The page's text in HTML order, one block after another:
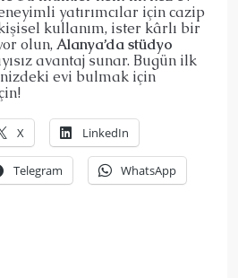
yatırımcılar için cazip
kullanım, ister kârlı bir
olun, Alanya’da stüdyo
avantaj sunar. Bugün ilk
evi bulmak için
X LinkedIn
Telegram WhatsApp